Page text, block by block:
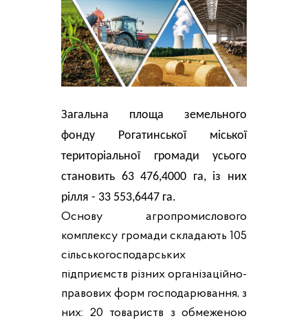
Загальна площа земельного
фонду Рогатинської міської
територіальної громади усього
становить 63 476,4000 га, із них
рілля - 33 553,6447 га.
Основу агропромислового
комплексу громади складають 105
сільськогосподарських
підприємств різних організаційно-
правових форм господарювання, з
них: 20 товариств з обмеженою